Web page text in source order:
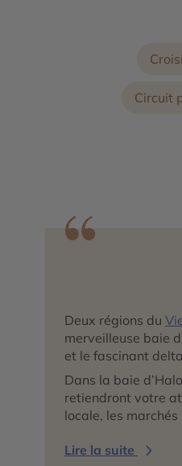
Circuit
Deux régions du
merveilleuse baie
et le fascinant
Dans la baie
retiendront votre
locale, les marchés
Lire la suite